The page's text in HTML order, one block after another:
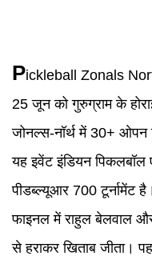
Pickleball Zonals
25 जून को गुरुग्राम के
जोनल्स-नॉर्थ में 30+
यह इवेंट इंडियन पिकलबॉल
पीडब्ल्यूआर 700
फाइनल में राहुल बेलवाल
से हराकर खिताब जीता।